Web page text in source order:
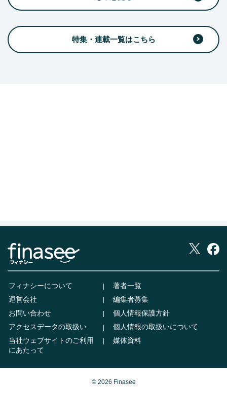
特集・連載一覧はこちら
フィナシーについて
著者一覧
運営会社
編集者募集
お問い合わせ
個人情報保護方針
アクセスデータの取扱い
個人情報の取扱いについて
当社ウェブサイトのご利用
にあたって
媒体資料
© 2026 Finasee